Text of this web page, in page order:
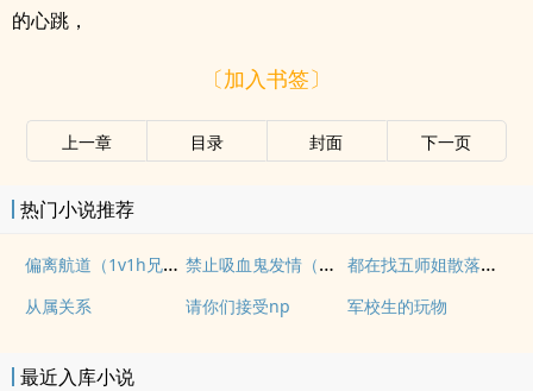
的心跳，
〔加入书签〕
上一章 目录 封面 下一页
热门小说推荐
偏离航道（1v1h兄妹骨科bg） 禁止吸血鬼发情（姐狗高H 1v1） 都在找五师姐散落的法宝
从属关系 请你们接受np 军校生的玩物
最近入库小说